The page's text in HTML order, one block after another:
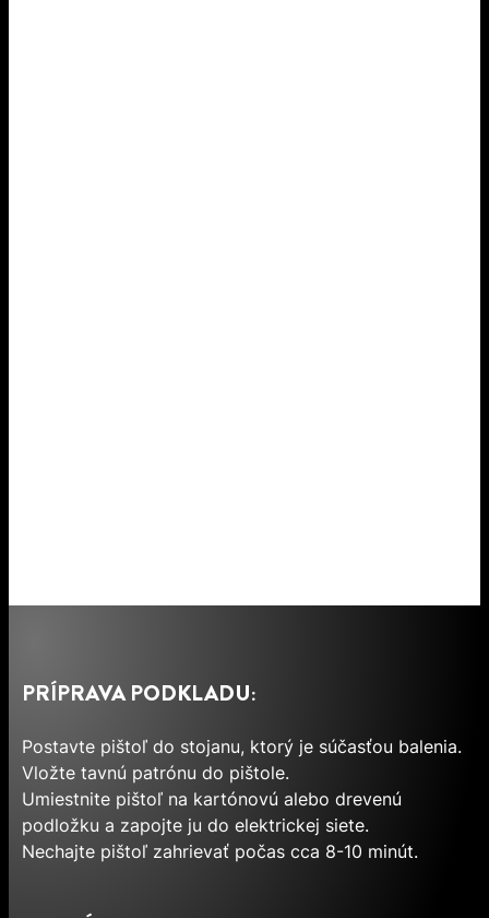
PRÍPRAVA PODKLADU:
Postavte pištoľ do stojanu, ktorý je súčasťou balenia.
Vložte tavnú patrónu do pištole.
Umiestnite pištoľ na kartónovú alebo drevenú
podložku a zapojte ju do elektrickej siete.
Nechajte pištoľ zahrievať počas cca 8-10 minút.